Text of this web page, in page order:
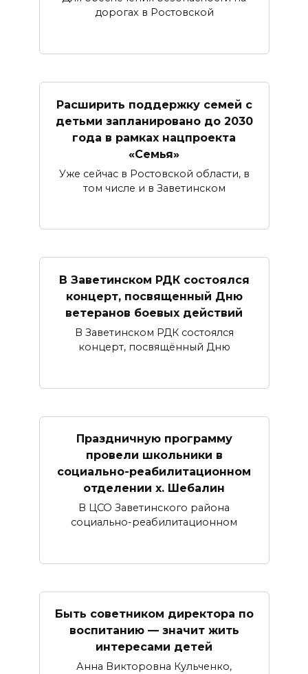
дорогах в Ростовской
Расширить поддержку семей с
детьми запланировано до 2030
года в рамках нацпроекта
«Семья»
Уже сейчас в Ростовской области, в
том числе и в Заветинском
В Заветинском РДК состоялся
концерт, посвященный Дню
ветеранов боевых действий
В Заветинском РДК состоялся
концерт, посвящённый Дню
Праздничную программу
провели школьники в
социально-реабилитационном
отделении х. Шебалин
В ЦСО Заветинского района
социально-реабилитационном
Быть советником директора по
воспитанию — значит жить
интересами детей
Анна Викторовна Кульченко,